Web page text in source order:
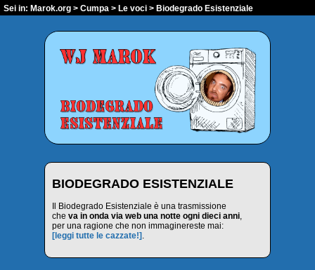
Sei in: Marok.org > Cumpa > Le voci > Biodegrado Esistenziale
BIODEGRADO ESISTENZIALE
Il Biodegrado Esistenziale è una trasmissione
che va in onda via web una notte ogni dieci anni,
per una ragione che non immaginereste mai:
[leggi tutte le cazzate!] .